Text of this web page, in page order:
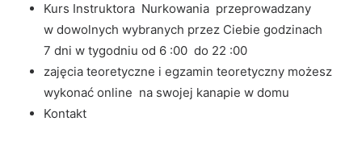
Kurs Instruktora Nurkowania przeprowadzany
w dowolnych wybranych przez Ciebie godzinach
7 dni w tygodniu od 6 :00 do 22 :00
zajęcia teoretyczne i egzamin teoretyczny możesz
wykonać online na swojej kanapie w domu
Kontakt